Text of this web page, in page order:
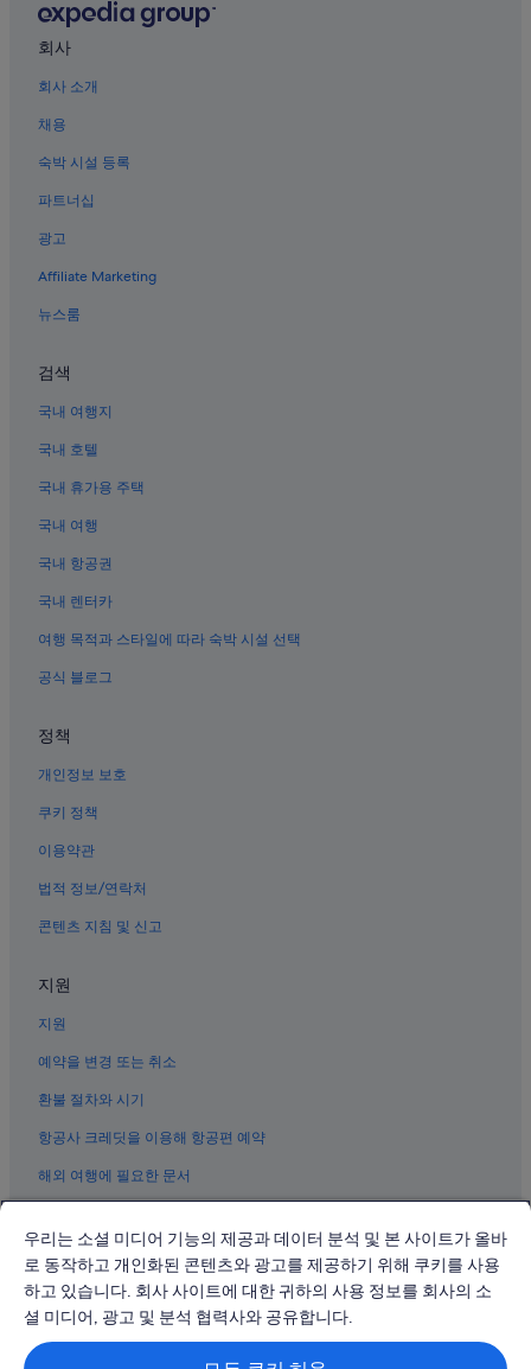
칠성동 호텔
대구 동대구 역 근처 호텔
동구 문화 체육 회관 스포츠 센터 근처 호텔
동대구역의 아파트식 호텔
신천동의 골프 호텔
범어동의 아침 식사 제공 호텔
대구 동대구 역의 모텔
신천역 근처 호텔
동대구역의 아파트
대구 동대구 역의 레지던스
복현동 호텔
아양교역의 모텔
범어역의 호스텔
대구의 캡슐 호텔
대구의 로지
동촌 공원 근처 호텔
대구 동대구 역의 아파트식 호텔
대구역 근처 호텔
대구의 가족 여행 호텔
만촌역 근처 호텔
대구 동대구 역의 펜션
대구 동대구 역의 호스텔
동대구역의 개인 별장
범어동의 사우나가 있는 호텔
대구 동대구 역의 캡슐 호텔
신천동의 사우나가 있는 호텔
신천동의 가족 여행 호텔
대구의 간이 주방이 있는 호텔
동촌역 근처 호텔
칠성시장역의 모텔
신천동의 온수 욕조가 있는 호텔
신천동의 비즈니스 호텔
대구 동대구 역의 개인 별장
회사
회사 소개
채용
숙박 시설 등록
파트너십
광고
Affiliate Marketing
뉴스룸
검색
국내 여행지
국내 호텔
국내 휴가용 주택
국내 여행
국내 항공권
국내 렌터카
여행 목적과 스타일에 따라 숙박 시설 선택
공식 블로그
정책
개인정보 보호
쿠키 정책
이용약관
법적 정보/연락처
콘텐츠 지침 및 신고
지원
지원
예약을 변경 또는 취소
환불 절차와 시기
항공사 크레딧을 이용해 항공편 예약
해외 여행에 필요한 문서
© 2026 Expedia, Inc., Expedia Group 계열사. All rights reserved.
Expedia 및 비행기 로고는 Expedia, Inc.의 상표 또는 등록 상표입니다.
분쟁 해결: 전화: 02-3480-0118, 이메일: travel@support.expedia.co.kr
트래블파트너익스체인지코리아 주식회사. 사업자등록번호: 821-88-01025
우리는 소셜 미디어 기능의 제공과 데이터 분석 및 본 사이트가 올바
로 동작하고 개인화된 콘텐츠와 광고를 제공하기 위해 쿠키를 사용
하고 있습니다. 회사 사이트에 대한 귀하의 사용 정보를 회사의 소
셜 미디어, 광고 및 분석 협력사와 공유합니다.